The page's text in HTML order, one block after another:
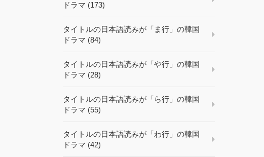
ドラマ (173)
タイトルの日本語読みが「ま行」の韓国
ドラマ (84)
タイトルの日本語読みが「や行」の韓国
ドラマ (28)
タイトルの日本語読みが「ら行」の韓国
ドラマ (55)
タイトルの日本語読みが「わ行」の韓国
ドラマ (42)